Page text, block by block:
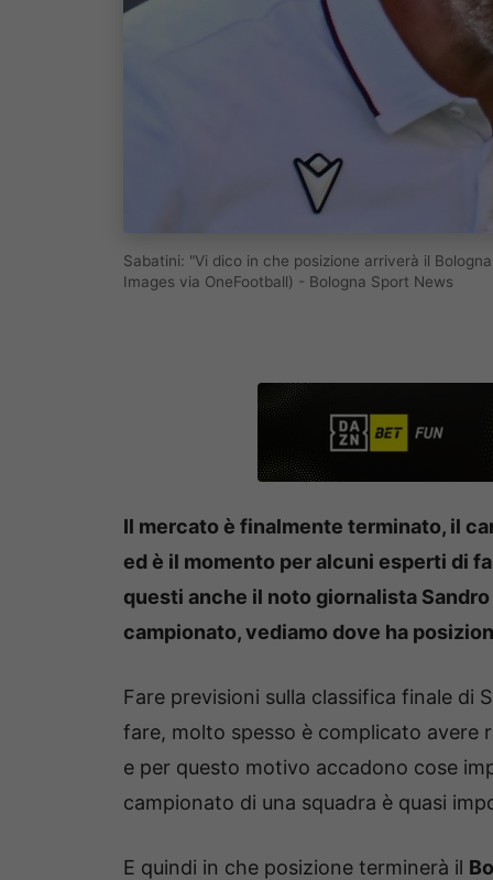
Sabatini: "Vi dico in che posizione arriverà il
Images via OneFootball) - Bologna Sport News
Il mercato è finalmente terminato, il
ed è il momento per alcuni esperti di
questi anche il noto giornalista
campionato, vediamo dove ha
Fare previsioni sulla classifica finale di
fare, molto spesso è complicato avere
e per questo motivo accadono cose
campionato di una squadra è quasi
E quindi in che posizione terminerà il